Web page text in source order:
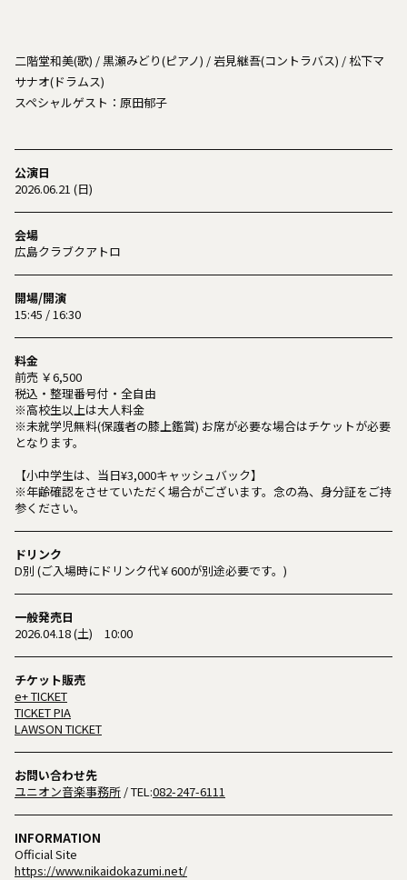
二階堂和美(歌) / 黒瀬みどり(ピアノ) / 岩見継吾(コントラバス) / 松下マ
サナオ(ドラムス)
スペシャルゲスト：原田郁子
公演日
2026.06.21 (日)
会場
広島クラブクアトロ
開場/開演
15:45 / 16:30
料金
前売 ￥6,500
税込・整理番号付・全自由
※高校生以上は大人料金
※未就学児無料(保護者の膝上鑑賞) お席が必要な場合はチケットが必要
となります。
【小中学生は、当日¥3,000キャッシュバック】
※年齢確認をさせていただく場合がございます。念の為、身分証をご持
参ください。
ドリンク
D別 (ご入場時にドリンク代￥600が別途必要です。)
一般発売日
2026.04.18 (土) 10:00
チケット販売
e+ TICKET
TICKET PIA
LAWSON TICKET
お問い合わせ先
ユニオン音楽事務所 / TEL:082-247-6111
INFORMATION
Official Site
https://www.nikaidokazumi.net/